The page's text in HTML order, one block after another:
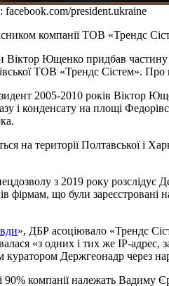
president.ukraine
компанії ТОВ «Трендс
Ющенко придбав частину
ТОВ «Трендс Сістем».
2005-2010 років Віктор
і конденсату на площі
на території Полтавської і
з 2019 року
фірмам, що були зареєстровані
», ДБР асоціювало «Трендс
«з одних і тих же IP-адрес,
куратором Держгеонадр через
компанії належать Вадиму